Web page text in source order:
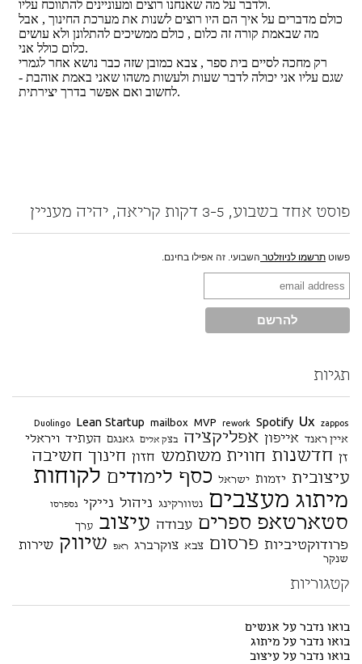
פוסט אחד בשבוע, 3-5 דקות קריאה, יהיה מעניין
פשוט תרשמו לניוזלטר השבועי. זה אפילו בחינם.
תגיות
Duolingo Lean Startup mailbox MVP rework Spotify Ux zappos
איין ראנד אייפון אפליקציה בצק אלים גאנגם העתיד ויראלי
זן חדשנות חווית משתמש חזון חינוך חשיבה
עיצובית יזמות ישראל כסף לימודים לקוחות
מיתוג מעצבים נטוורקינג ניהול נייקי נספרסו
סטארטאפ ספרים עבודה עיצוב ערך
פרודוקטיביות פרסום צבא צוקרברג ראפ שיווק שירות
שנקר
קטגוריות
בואו נדבר על אנשים
בואו נדבר על מיתוג
בואו נדבר על עיצוב